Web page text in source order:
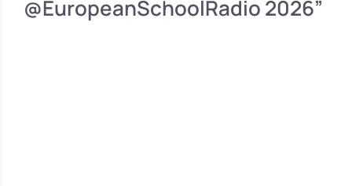
@EuropeanSchoolRadio 2026”